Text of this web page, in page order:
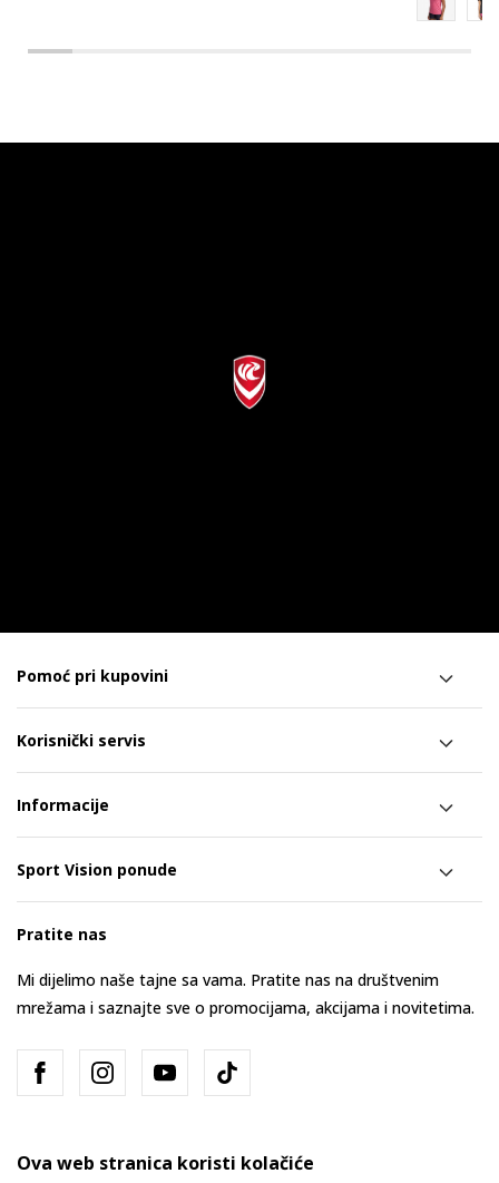
Pomoć pri kupovini
Korisnički servis
Informacije
Sport Vision ponude
Pratite nas
Mi dijelimo naše tajne sa vama. Pratite nas na društvenim
mrežama i saznajte sve o promocijama, akcijama i novitetima.
Ova web stranica koristi kolačiće